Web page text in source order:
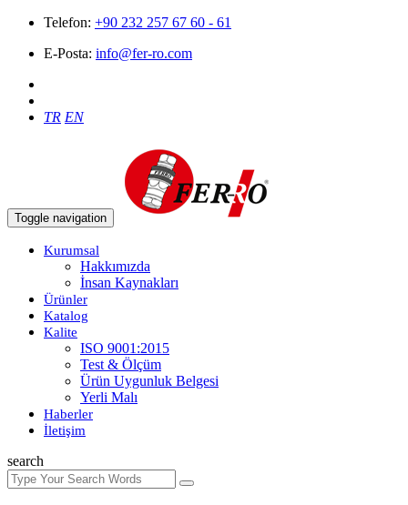
Telefon: +90 232 257 67 60 - 61
E-Posta: info@fer-ro.com
TR EN
Toggle navigation
Kurumsal
Hakkımızda
İnsan Kaynakları
Ürünler
Katalog
Kalite
ISO 9001:2015
Test & Ölçüm
Ürün Uygunluk Belgesi
Yerli Malı
Haberler
İletişim
search